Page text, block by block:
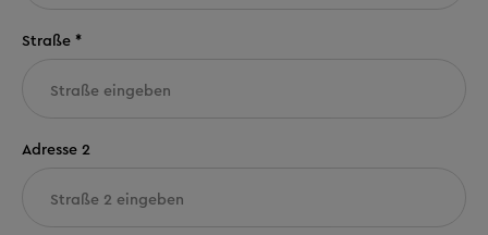
Straße *
Adresse 2